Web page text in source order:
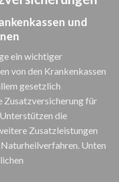
und
ein wichtiger
von den Krankenkassen
gesetzlich
Zusatzversicherung für
die
Zusatzleistungen
Unten